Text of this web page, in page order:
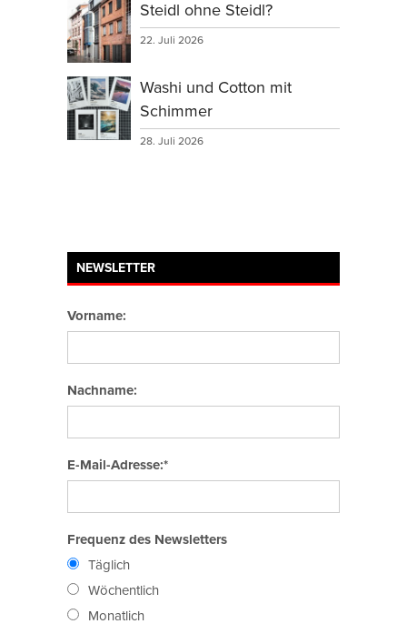
Steidl ohne Steidl?
22. Juli 2026
Washi und Cotton mit
Schimmer
28. Juli 2026
NEWSLETTER
Vorname:
Nachname:
E-Mail-Adresse:*
Frequenz des Newsletters
Täglich
Wöchentlich
Monatlich